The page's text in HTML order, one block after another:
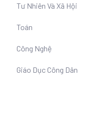
Tư Nhiên Và Xã Hội
Toán
Công Nghệ
Giáo Dục Công Dân